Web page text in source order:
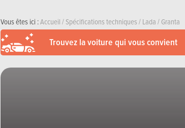
Vous êtes ici :Accueil/Spécifications techniques/Lada/Granta
Trouvez la voiture qui vous convient